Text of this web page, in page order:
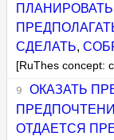
ПЛАНИРОВАТЬ
СДЕЛАТЬ,
[RuThes concept:
ОКАЗАТЬ
ОТДАЕТСЯ